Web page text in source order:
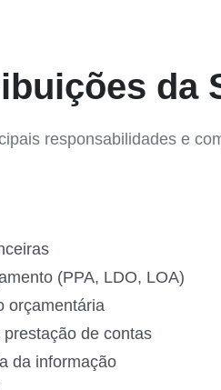
da
responsabilidades e
(PPA, LDO, LOA)
orçamentária
de contas
da informação